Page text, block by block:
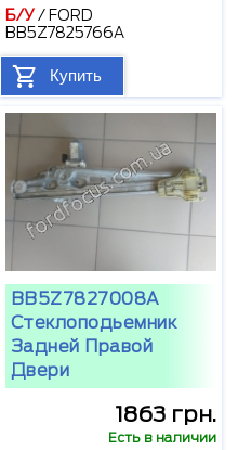
Б/У/ FORD
BB5Z7825766A
Купить
BB5Z7827008A
Стеклоподьемник
Задней Правой
Двери
1863 грн.
Есть в наличии